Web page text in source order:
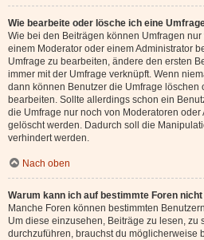
Wie bearbeite oder lösche ich eine
Wie bei den Beiträgen können Umfragen
einem Moderator oder einem Administrator
Umfrage zu bearbeiten, ändere den ersten
immer mit der Umfrage verknüpft. Wenn
dann können Benutzer die Umfrage löschen
bearbeiten. Sollte allerdings schon ein
die Umfrage nur noch von Moderatoren
gelöscht werden. Dadurch soll die
verhindert werden.
Nach oben
Warum kann ich auf bestimmte Foren
Manche Foren können bestimmten
Um diese einzusehen, Beiträge zu lesen, zu
durchzuführen, brauchst du möglicherweise